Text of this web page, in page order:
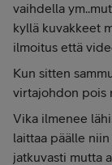
vaihdella
kyllä kuvakkeet
ilmoitus että
Kun sitten
virtajohdon pois
Vika ilmenee
laittaa päälle
jatkuvasti mutta